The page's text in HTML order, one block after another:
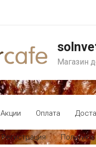
Магазин
Акции Оплата
Регистрация Политика